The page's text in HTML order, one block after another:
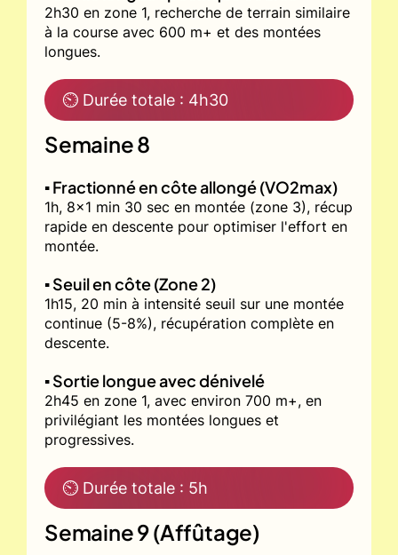
2h30 en zone 1, recherche de terrain similaire
à la course avec 600 m+ et des montées
longues.
⏲ Durée totale : 4h30
Semaine 8
▪️ Fractionné en côte allongé (VO2max)
1h, 8x1 min 30 sec en montée (zone 3), récup
rapide en descente pour optimiser l'effort en
montée.
▪️ Seuil en côte (Zone 2)
1h15, 20 min à intensité seuil sur une montée
continue (5-8%), récupération complète en
descente.
▪️ Sortie longue avec dénivelé
2h45 en zone 1, avec environ 700 m+, en
privilégiant les montées longues et
progressives.
⏲ Durée totale : 5h
Semaine 9 (Affûtage)